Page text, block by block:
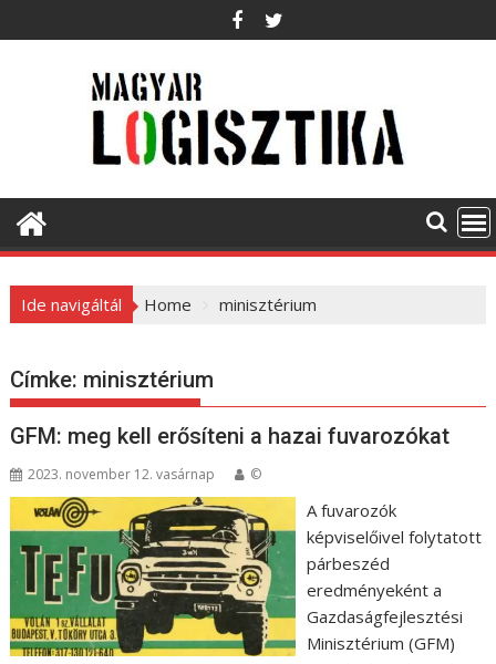
k
o
t
Ide navigáltál Home minisztérium
Címke: minisztérium
GFM: meg kell erősíteni a hazai fuvarozókat
2023. november 12. vasárnap ©
A fuvarozók
képviselőivel folytatott
párbeszéd
eredményeként a
Gazdaságfejlesztési
Minisztérium (GFM)